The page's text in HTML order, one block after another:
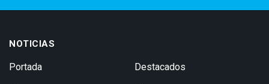
NOTICIAS
Portada Destacados